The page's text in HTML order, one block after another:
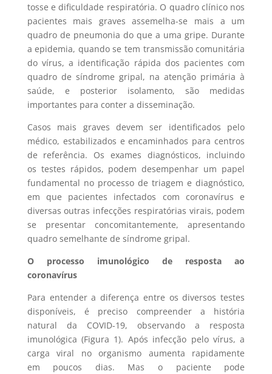
tosse e dificuldade respiratória. O quadro clínico nos
pacientes mais graves assemelha-se mais a um
quadro de pneumonia do que a uma gripe. Durante
a epidemia, quando se tem transmissão comunitária
do vírus, a identificação rápida dos pacientes com
quadro de síndrome gripal, na atenção primária à
saúde, e posterior isolamento, são medidas
importantes para conter a disseminação.
Casos mais graves devem ser identificados pelo
médico, estabilizados e encaminhados para centros
de referência. Os exames diagnósticos, incluindo
os testes rápidos, podem desempenhar um papel
fundamental no processo de triagem e diagnóstico,
em que pacientes infectados com coronavírus e
diversas outras infecções respiratórias virais, podem
se presentar concomitantemente, apresentando
quadro semelhante de síndrome gripal.
O processo imunológico de resposta ao
coronavírus
Para entender a diferença entre os diversos testes
disponíveis, é preciso compreender a história
natural da COVID-19, observando a resposta
imunológica (Figura 1). Após infecção pelo vírus, a
carga viral no organismo aumenta rapidamente
em poucos dias. Mas o paciente pode